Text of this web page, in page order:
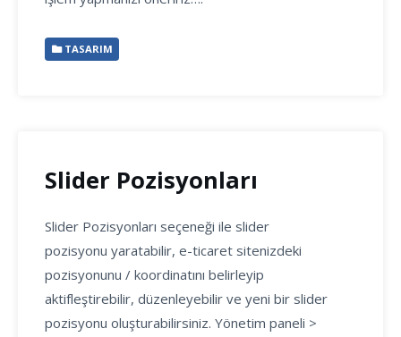
TASARIM
Slider Pozisyonları
Slider Pozisyonları seçeneği ile slider
pozisyonu yaratabilir, e-ticaret sitenizdeki
pozisyonunu / koordinatını belirleyip
aktifleştirebilir, düzenleyebilir ve yeni bir slider
pozisyonu oluşturabilirsiniz. Yönetim paneli >